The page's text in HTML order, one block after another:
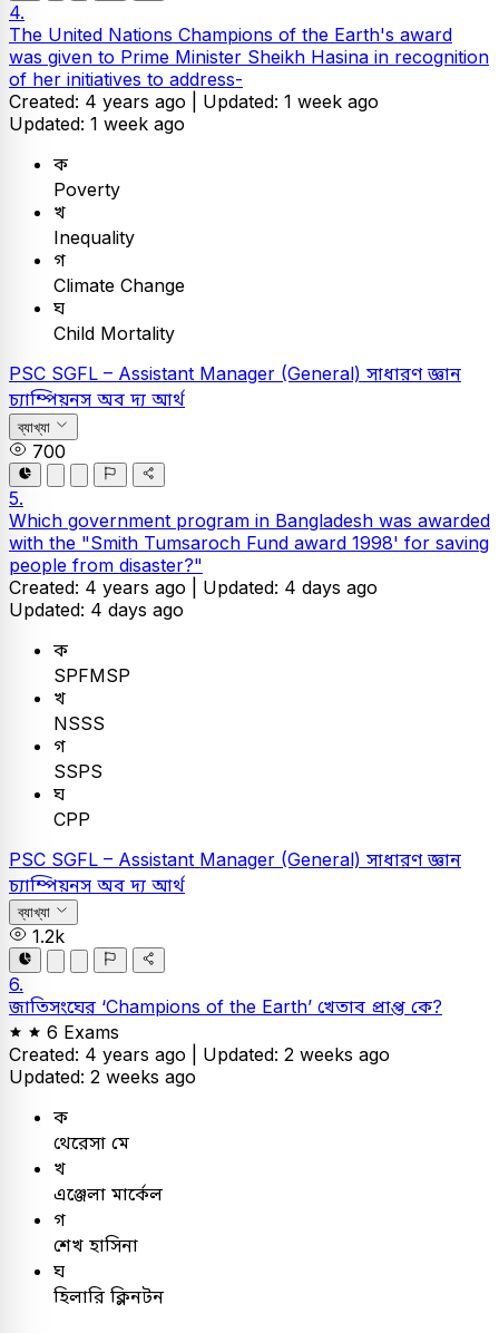
4.
The United Nations Champions of the Earth's award
was given to Prime Minister Sheikh Hasina in recognition
of her initiatives to address-
Created: 4 years ago | Updated: 1 week ago
Updated: 1 week ago
ক
Poverty
খ
Inequality
গ
Climate Change
ঘ
Child Mortality
PSC SGFL – Assistant Manager (General) সাধারণ জ্ঞান
চ্যাম্পিয়নস অব দ্য আর্থ
ব্যাখ্যা
700
5.
Which government program in Bangladesh was awarded
with the "Smith Tumsaroch Fund award 1998' for saving
people from disaster?"
Created: 4 years ago | Updated: 4 days ago
Updated: 4 days ago
ক
SPFMSP
খ
NSSS
গ
SSPS
ঘ
CPP
PSC SGFL – Assistant Manager (General) সাধারণ জ্ঞান
চ্যাম্পিয়নস অব দ্য আর্থ
ব্যাখ্যা
1.2k
6.
জাতিসংঘের ‘Champions of the Earth’ খেতাব প্রাপ্ত কে?
6 Exams
Created: 4 years ago | Updated: 2 weeks ago
Updated: 2 weeks ago
ক
থেরেসা মে
খ
এঞ্জেলা মার্কেল
গ
শেখ হাসিনা
ঘ
হিলারি ক্লিনটন